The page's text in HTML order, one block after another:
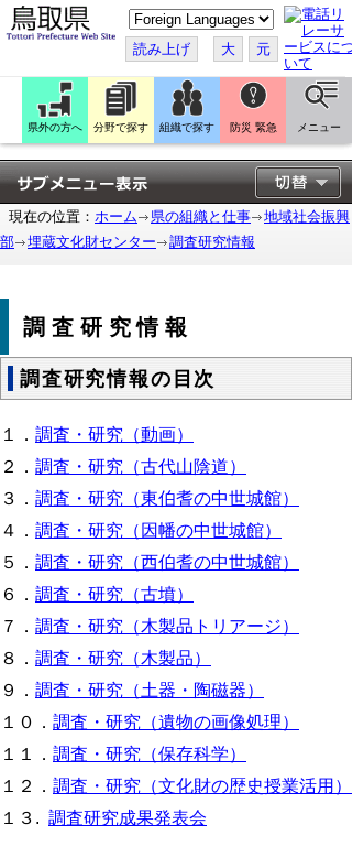
こ
の
ペ
ー
ジ
翻
訳
す
る
読み上げ 大 元
県外の方へ 分野で探す 組織で探す 防災 緊急 メニュー
現在の位置： ホーム 県の組織と仕事
地域社会振興
部
埋蔵文化財センター 調査研究情報
調査研究情報
調査研究情報の目次
１． 調査・研究（動画）
２． 調査・研究（古代山陰道）
３． 調査・研究（東伯耆の中世城館）
４． 調査・研究（因幡の中世城館）
５． 調査・研究（西伯耆の中世城館）
６． 調査・研究（古墳）
７． 調査・研究（木製品トリアージ）
８． 調査・研究（木製品）
９． 調査・研究（土器・陶磁器）
１０． 調査・研究（遺物の画像処理）
１１． 調査・研究（保存科学）
１２． 調査・研究（文化財の歴史授業活用）
１３. 調査研究成果発表会
・この木
何の木？
気になる
木
・この木
何の木？
気になる
木